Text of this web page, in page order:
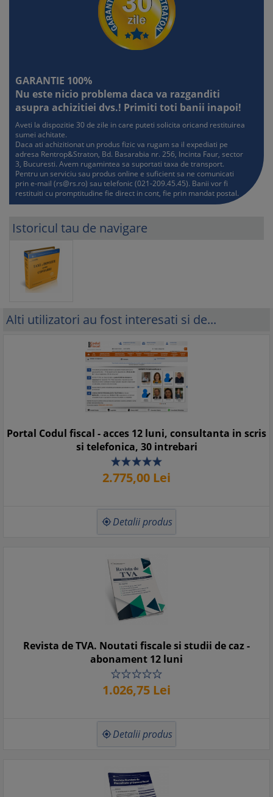
GARANTIE 100%
Nu este nicio problema daca va razganditi
asupra achizitiei dvs.! Primiti toti banii inapoi!
Aveti la dispozitie 30 de zile in care puteti solicita oricand restituirea
sumei achitate.
Daca ati achizitionat un produs fizic va rugam sa il expediati pe
adresa Rentrop&Straton, Bd. Basarabia nr. 256, Incinta Faur, sector
3, Bucuresti. Avem rugamintea sa suportati taxa de transport.
Pentru un serviciu sau produs online e suficient sa ne comunicati
prin e-mail (rs@rs.ro) sau telefonic (021-209.45.45). Banii vor fi
restituiti cu promptitudine fie direct in cont, fie prin mandat postal.
Istoricul tau de navigare
Alti utilizatori au fost interesati si de...
Portal Codul fiscal - acces 12 luni, consultanta in scris
si telefonica, 30 intrebari
2.775,00 Lei
 Detalii produs
Revista de TVA. Noutati fiscale si studii de caz -
abonament 12 luni
1.026,75 Lei
 Detalii produs